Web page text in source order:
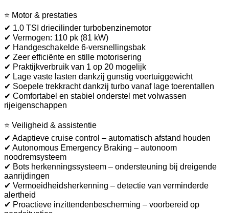
⭐ Motor & prestaties
✔ 1.0 TSI driecilinder turbobenzinemotor
✔ Vermogen: 110 pk (81 kW)
✔ Handgeschakelde 6-versnellingsbak
✔ Zeer efficiënte en stille motorisering
✔ Praktijkverbruik van 1 op 20 mogelijk
✔ Lage vaste lasten dankzij gunstig voertuiggewicht
✔ Soepele trekkracht dankzij turbo vanaf lage toerentallen
✔ Comfortabel en stabiel onderstel met volwassen
rijeigenschappen
⭐ Veiligheid & assistentie
✔ Adaptieve cruise control – automatisch afstand houden
✔ Autonomous Emergency Braking – autonoom
noodremsysteem
✔ Bots herkenningssysteem – ondersteuning bij dreigende
aanrijdingen
✔ Vermoeidheidsherkenning – detectie van verminderde
alertheid
✔ Proactieve inzittendenbescherming – voorbereid op